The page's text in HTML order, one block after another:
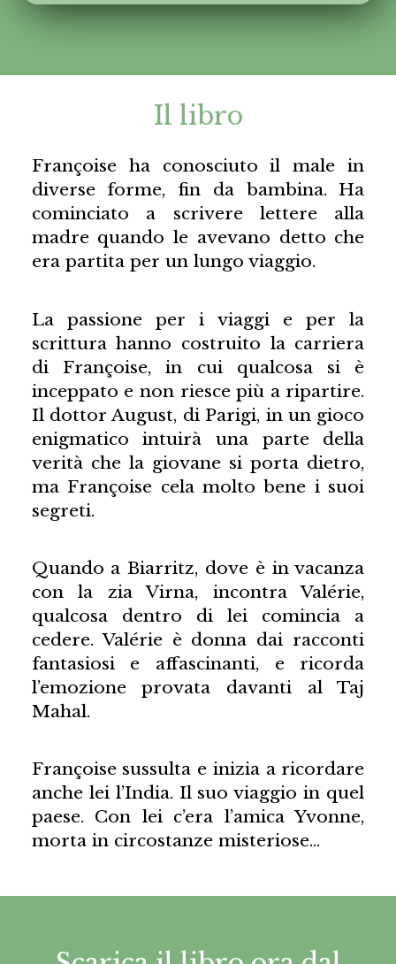
Il libro
Françoise ha conosciuto il male in
diverse forme, fin da bambina. Ha
cominciato a scrivere lettere alla
madre quando le avevano detto che
era partita per un lungo viaggio.
La passione per i viaggi e per la
scrittura hanno costruito la carriera
di Françoise, in cui qualcosa si è
inceppato e non riesce più a ripartire.
Il dottor August, di Parigi, in un gioco
enigmatico intuirà una parte della
verità che la giovane si porta dietro,
ma Françoise cela molto bene i suoi
segreti.
Quando a Biarritz, dove è in vacanza
con la zia Virna, incontra Valérie,
qualcosa dentro di lei comincia a
cedere. Valérie è donna dai racconti
fantasiosi e affascinanti, e ricorda
l’emozione provata davanti al Taj
Mahal.
Françoise sussulta e inizia a ricordare
anche lei l’India. Il suo viaggio in quel
paese. Con lei c’era l’amica Yvonne,
morta in circostanze misteriose…